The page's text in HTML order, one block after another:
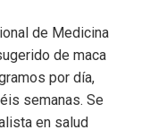
de Medicina
de maca
por día,
semanas. Se
en salud